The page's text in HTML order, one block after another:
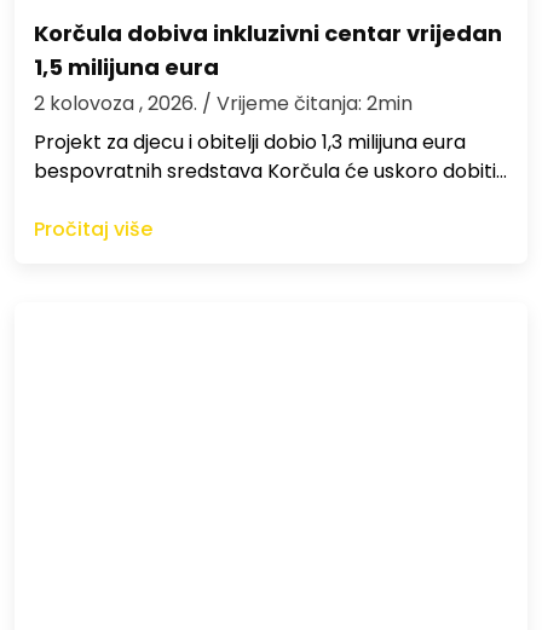
Korčula dobiva inkluzivni centar vrijedan
1,5 milijuna eura
2 kolovoza , 2026. / Vrijeme čitanja: 2min
Projekt za djecu i obitelji dobio 1,3 milijuna eura
bespovratnih sredstava Korčula će uskoro dobiti…
Pročitaj više